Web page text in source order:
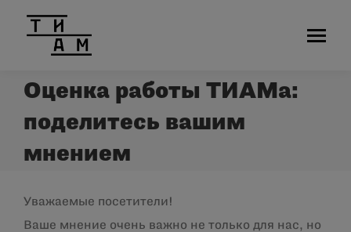
Оценка работы ТИАМа:
поделитесь вашим
мнением
Уважаемые посетители!
Ваше мнение очень важно не только для нас, но